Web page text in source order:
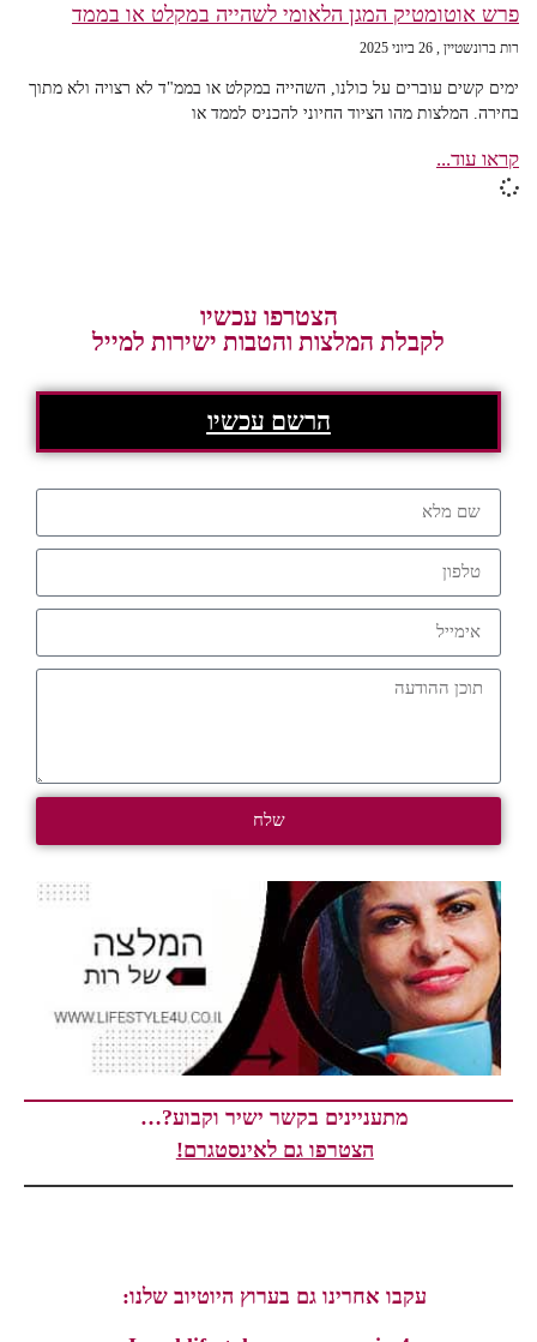
פרש אוטומטיק המגן הלאומי לשהייה במקלט או בממד
רות ברונשטיין 26 ביוני 2025
ימים קשים עוברים על כולנו, השהייה במקלט או בממ"ד לא רצויה ולא מתוך
בחירה. המלצות מהו הציוד החיוני להכניס לממד או
קראו עוד...
הצטרפו עכשיו
לקבלת המלצות והטבות ישירות למייל
הרשם עכשיו
שלח
מתעניינים בקשר ישיר וקבוע?…
הצטרפו גם לאינסטגרם!
עקבו אחרינו גם בערוץ היוטיוב שלנו: